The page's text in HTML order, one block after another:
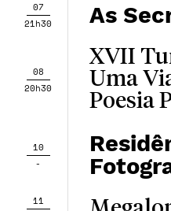
07
21h30
As
08
20h30
XVII
Uma
Poesia
10
-
11